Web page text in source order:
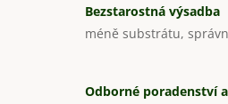
Bezstarostná výsadba
méně substrátu,
Odborné poradenství